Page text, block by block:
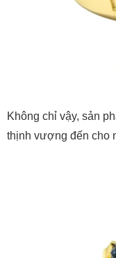
Không chỉ vậy, sản
thịnh vượng đến cho